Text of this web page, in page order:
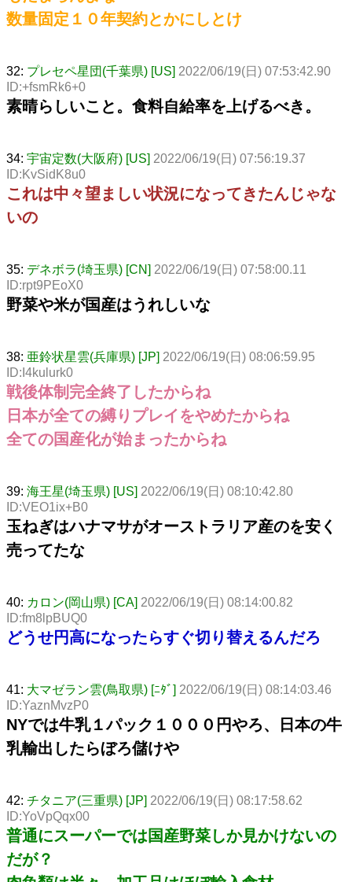
数量固定１０年契約とかにしとけ
32: プレセペ星団(千葉県) [US] 2022/06/19(日) 07:53:42.90
ID:+fsmRk6+0
素晴らしいこと。食料自給率を上げるべき。
34: 宇宙定数(大阪府) [US] 2022/06/19(日) 07:56:19.37
ID:KvSidK8u0
これは中々望ましい状況になってきたんじゃな
いの
35: デネボラ(埼玉県) [CN] 2022/06/19(日) 07:58:00.11
ID:rpt9PEoX0
野菜や米が国産はうれしいな
38: 亜鈴状星雲(兵庫県) [JP] 2022/06/19(日) 08:06:59.95
ID:I4kulurk0
戦後体制完全終了したからね
日本が全ての縛りプレイをやめたからね
全ての国産化が始まったからね
39: 海王星(埼玉県) [US] 2022/06/19(日) 08:10:42.80
ID:VEO1ix+B0
玉ねぎはハナマサがオーストラリア産のを安く
売ってたな
40: カロン(岡山県) [CA] 2022/06/19(日) 08:14:00.82
ID:fm8lpBUQ0
どうせ円高になったらすぐ切り替えるんだろ
41: 大マゼラン雲(鳥取県) [ﾆﾀﾞ] 2022/06/19(日) 08:14:03.46
ID:YaznMvzP0
NYでは牛乳１パック１０００円やろ、日本の牛
乳輸出したらぼろ儲けや
42: チタニア(三重県) [JP] 2022/06/19(日) 08:17:58.62
ID:YoVpQqx00
普通にスーパーでは国産野菜しか見かけないの
だが？